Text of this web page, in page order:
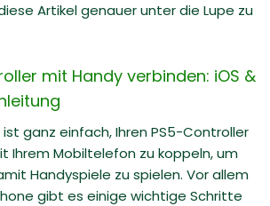
Artikel genauer unter die Lupe zu
mit Handy verbinden: iOS &
ist ganz einfach, Ihren PS5-Controller
Ihrem Mobiltelefon zu koppeln, um
Handyspiele zu spielen. Vor allem
gibt es einige wichtige Schritte